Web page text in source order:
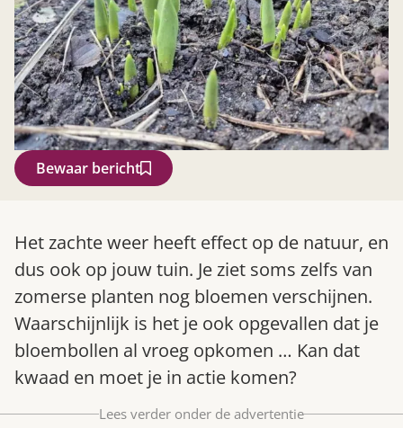
Gardeners’ World 08/2026
Bewaar bericht
Het zachte weer heeft effect op de natuur, en
dus ook op jouw tuin. Je ziet soms zelfs van
zomerse planten nog bloemen verschijnen.
Waarschijnlijk is het je ook opgevallen dat je
bloembollen al vroeg opkomen … Kan dat
kwaad en moet je in actie komen?
Lees verder onder de advertentie